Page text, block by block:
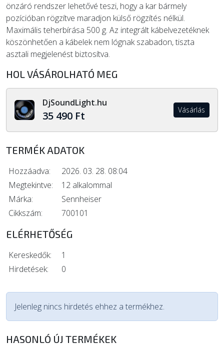
önzáró rendszer lehetővé teszi, hogy a kar bármely
pozícióban rögzítve maradjon külső rögzítés nélkül.
Maximális teherbírása 500 g. Az integrált kábelvezetéknek
köszönhetően a kábelek nem lógnak szabadon, tiszta
asztali megjelenést biztosítva.
HOL VÁSÁROLHATÓ MEG
DjSoundLight.hu
35 490 Ft Vásárlás
TERMÉK ADATOK
Hozzáadva:
2026. 03. 28. 08:04
Megtekintve:
12 alkalommal
Márka:
Sennheiser
Cikkszám:
700101
ELÉRHETŐSÉG
Kereskedők:
1
Hirdetések:
0
Jelenleg nincs hirdetés ehhez a termékhez.
HASONLÓ ÚJ TERMÉKEK